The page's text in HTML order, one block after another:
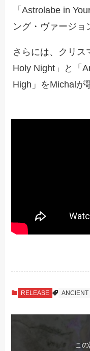
「Astrolabe in
ング・ヴァージョ
さらには、クリス
Holy Night」と「
High」をMichalが
RELEASE ANCIENT
こ